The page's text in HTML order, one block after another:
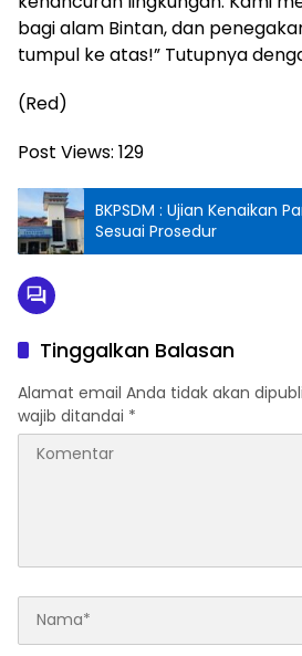
bagi alam Bintan, dan
tumpul ke atas!” Tutupnya
(Red)
Post Views: 129
BKPSDM : Ujian Kenaikan
Sesuai Prosedur
Tinggalkan Balasan
Alamat email Anda tidak akan
wajib ditandai *